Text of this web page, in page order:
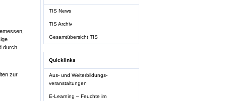
durch
zur
TIS News
TIS Archiv
Gesamtübersicht TIS
Quicklinks
Aus- und Weiterbildungs-
veranstaltungen
E-Learning – Feuchte im